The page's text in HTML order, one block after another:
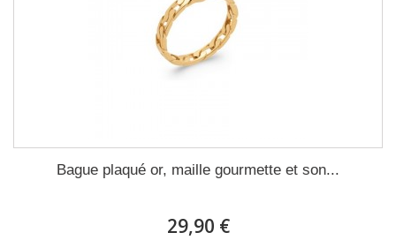
Bague plaqué or, maille gourmette et son...
29,90 €